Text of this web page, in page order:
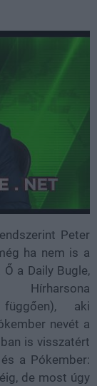
Peter
ha nem is a
a Daily Bugle,
függően), aki
nevét a
is visszatért
a Pókember:
de most úgy